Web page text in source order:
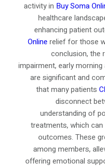
activity in Buy Soma
healthcare
enhancing patient
Online relief for those
conclusion, the
impairment, early
are significant and
that many patients
disconnect
understanding of
treatments, which
outcomes. These
among members,
offering emotional